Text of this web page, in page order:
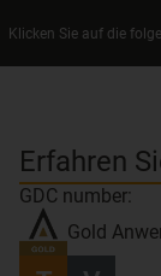
Klicken Sie auf die
Erfahren
GDC number:
Gold